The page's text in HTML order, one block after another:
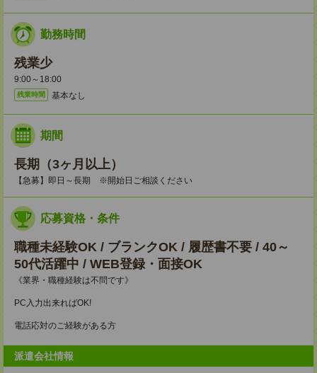
勤務時間
残業少
9:00～18:00
残業時間 基本なし
期間
長期（3ヶ月以上）
【急募】即日～長期 ※開始日ご相談ください
応募資格・条件
職種未経験OK / ブランクOK / 履歴書不要 / 40～
50代活躍中 / WEB登録・面接OK
《業界・職種経験は不問です》
PC入力出来ればOK!
電話応対のご経験がある方
派遣会社情報